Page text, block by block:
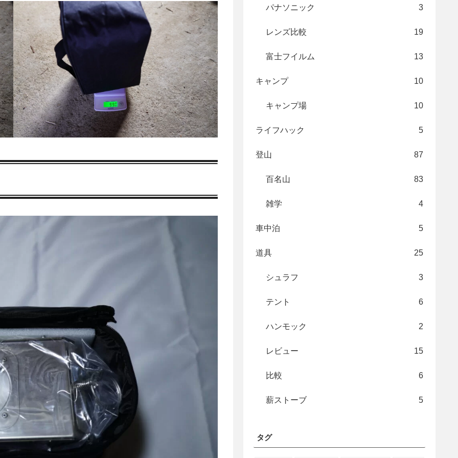
パナソニック 3
レンズ比較 19
富士フイルム 13
キャンプ 10
キャンプ場 10
ライフハック 5
登山 87
百名山 83
雑学 4
車中泊 5
道具 25
シュラフ 3
テント 6
ハンモック 2
レビュー 15
比較 6
薪ストーブ 5
タグ